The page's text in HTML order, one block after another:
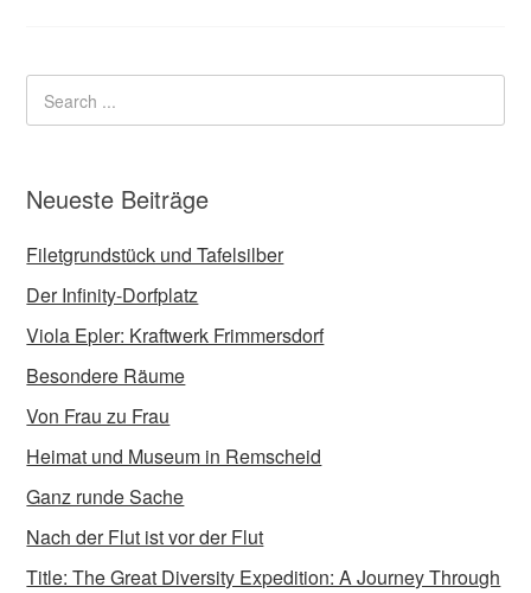
Neueste Beiträge
Filetgrundstück und Tafelsilber
Der Infinity-Dorfplatz
Viola Epler: Kraftwerk Frimmersdorf
Besondere Räume
Von Frau zu Frau
Heimat und Museum in Remscheid
Ganz runde Sache
Nach der Flut ist vor der Flut
Title: The Great Diversity Expedition: A Journey Through